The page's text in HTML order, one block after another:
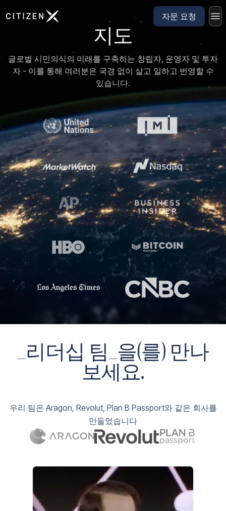
CitizenX 홈페이지로 이동 자문 요청
지도
글로벌 시민의식의 미래를 구축하는 창립자, 운영자 및 투자
자 - 이를 통해 여러분은 국경 없이 살고 일하고 번영할 수
있습니다.
_리더십 팀_을(를) 만나
보세요.
우리 팀은 Aragon, Revolut, Plan B Passport와 같은 회사를
만들었습니다
Aragon
Revolut
Plan B Passport